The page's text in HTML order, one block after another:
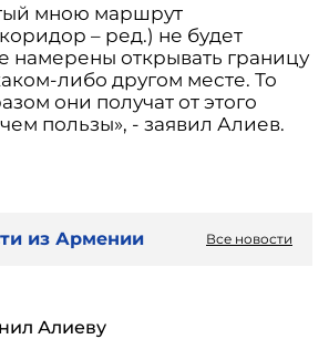
мною маршрут
– ред.) не будет
намерены открывать границу
либо другом месте. То
они получат от этого
пользы», - заявил Алиев.
из Армении Все новости
Алиеву